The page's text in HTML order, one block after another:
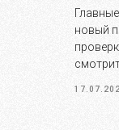
новый